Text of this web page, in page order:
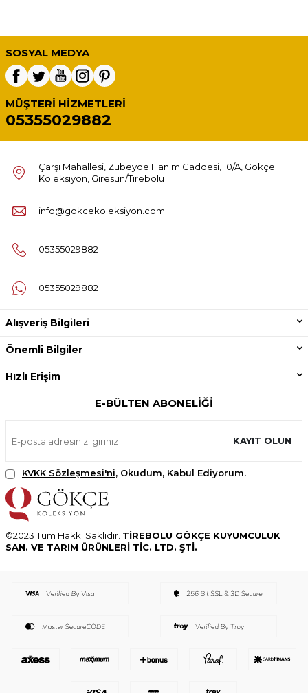
SOSYAL MEDYA
MÜŞTERI HIZMETLERI
05355029882
Çarşı Mahallesi, Zübeyde Hanım Caddesi, 10/A, Gökçe
Koleksiyon, Giresun/Tirebolu
info@gokcekoleksiyon.com
05355029882
05355029882
Alışveriş Bilgileri
Önemli Bilgiler
Hızlı Erişim
E-BÜLTEN ABONELIĞI
KAYIT OLUN
KVKK Sözleşmesi'ni, Okudum, Kabul Ediyorum.
©2023 Tüm Hakkı Saklıdır. TİREBOLU GÖKÇE KUYUMCULUK
SAN. VE TARIM ÜRÜNLERİ TİC. LTD. ŞTİ.